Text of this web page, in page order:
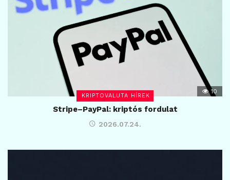
KRIPTOVALUTA HÍREK
10
Stripe–PayPal: kriptós fordulat
2026.07.24.